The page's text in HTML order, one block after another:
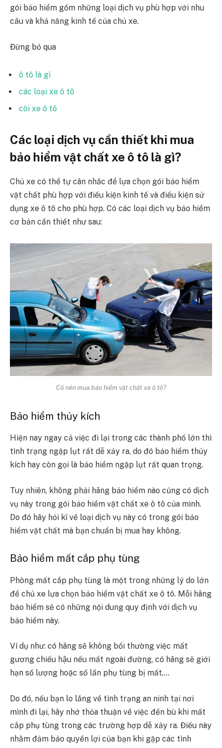
gói bảo hiểm gồm những loại dịch vụ phù hợp với nhu
cầu và khả năng kinh tế của chủ xe.
Đừng bỏ qua
ô tô là gì
các loại xe ô tô
còi xe ô tô
Các loại dịch vụ cần thiết khi mua
bảo hiểm vật chất xe ô tô là gì?
Chủ xe có thể tự cân nhắc để lựa chọn gói bảo hiểm
vật chất phù hợp với điều kiện kinh tế và điều kiện sử
dụng xe ô tô cho phù hợp. Có các loại dịch vụ bảo hiểm
cơ bản cần thiết như sau:
Có nên mua bảo hiểm vật chất xe ô tô?
Bảo hiểm thủy kích
Hiện nay ngay cả việc đi lại trong các thành phố lớn thì
tình trạng ngập lụt rất dễ xảy ra, do đó bảo hiểm thủy
kích hay còn gọi là bảo hiểm ngập lụt rất quan trọng.
Tuy nhiên, không phải hãng bảo hiểm nào cũng có dịch
vụ này trong gói bảo hiểm vật chất xe ô tô của mình.
Do đó hãy hỏi kĩ về loại dịch vụ này có trong gói bảo
hiểm vật chất mà bạn chuẩn bị mua hay không.
Bảo hiểm mất cắp phụ tùng
Phòng mất cắp phụ tùng là một trong những lý do lớn
để chủ xe lựa chọn bảo hiểm vật chất xe ô tô. Mỗi hãng
bảo hiểm sẽ có những nội dung quy định với dịch vụ
bảo hiểm này.
Ví dụ như: có hãng sẽ không bồi thường việc mất
gương chiếu hậu nếu mất ngoài đường, có hãng sẽ giới
hạn số lượng hoặc số lần phụ tùng bị mất,…
Do đó, nếu bạn lo lắng về tình trạng an ninh tại nơi
mình đi lại, hãy nhớ thỏa thuận về việc đền bù khi mất
cắp phụ tùng trong các trường hợp dễ xảy ra. Điều này
nhằm đảm bảo quyền lợi của bạn khi gặp các tình